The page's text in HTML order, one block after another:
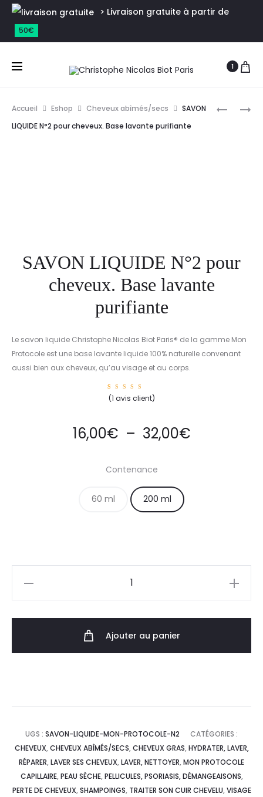
> Livraison gratuite à partir de
50€
1
Accueil Eshop Cheveux abîmés/secs
SAVON
LIQUIDE N°2 pour cheveux. Base lavante purifiante
SAVON LIQUIDE N°2 pour
cheveux. Base lavante
purifiante
Le savon liquide Christophe Nicolas Biot Paris® de la gamme Mon
Protocole est une base lavante liquide 100% naturelle convenant
aussi bien aux cheveux, qu’au visage et au corps.
Noté
5.00
1
client
(1 avis client)
16,00€ – 32,00€
Contenance
60 ml 200 ml
Ajouter au panier
UGS : SAVON-LIQUIDE-MON-PROTOCOLE-N2
CATÉGORIES :
CHEVEUX, CHEVEUX ABÎMÉS/SECS, CHEVEUX GRAS, HYDRATER, LAVER,
RÉPARER, LAVER SES CHEVEUX, LAVER, NETTOYER, MON PROTOCOLE
CAPILLAIRE, PEAU SÈCHE, PELLICULES, PSORIASIS, DÉMANGEAISONS,
PERTE DE CHEVEUX, SHAMPOINGS, TRAITER SON CUIR CHEVELU, VISAGE